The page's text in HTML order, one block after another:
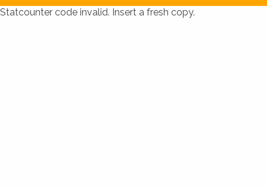
Statcounter code invalid. Insert a fresh copy.